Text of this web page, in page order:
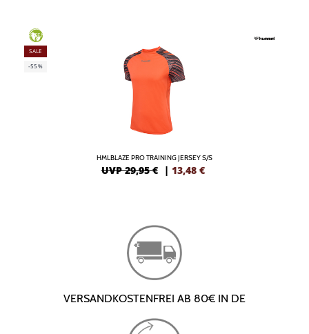
GREEN
SALE
-55%
HMLBLAZE PRO TRAINING JERSEY S/S
UVP 29,95 € | 13,48 €
VERSANDKOSTENFREI AB 80€ IN DE